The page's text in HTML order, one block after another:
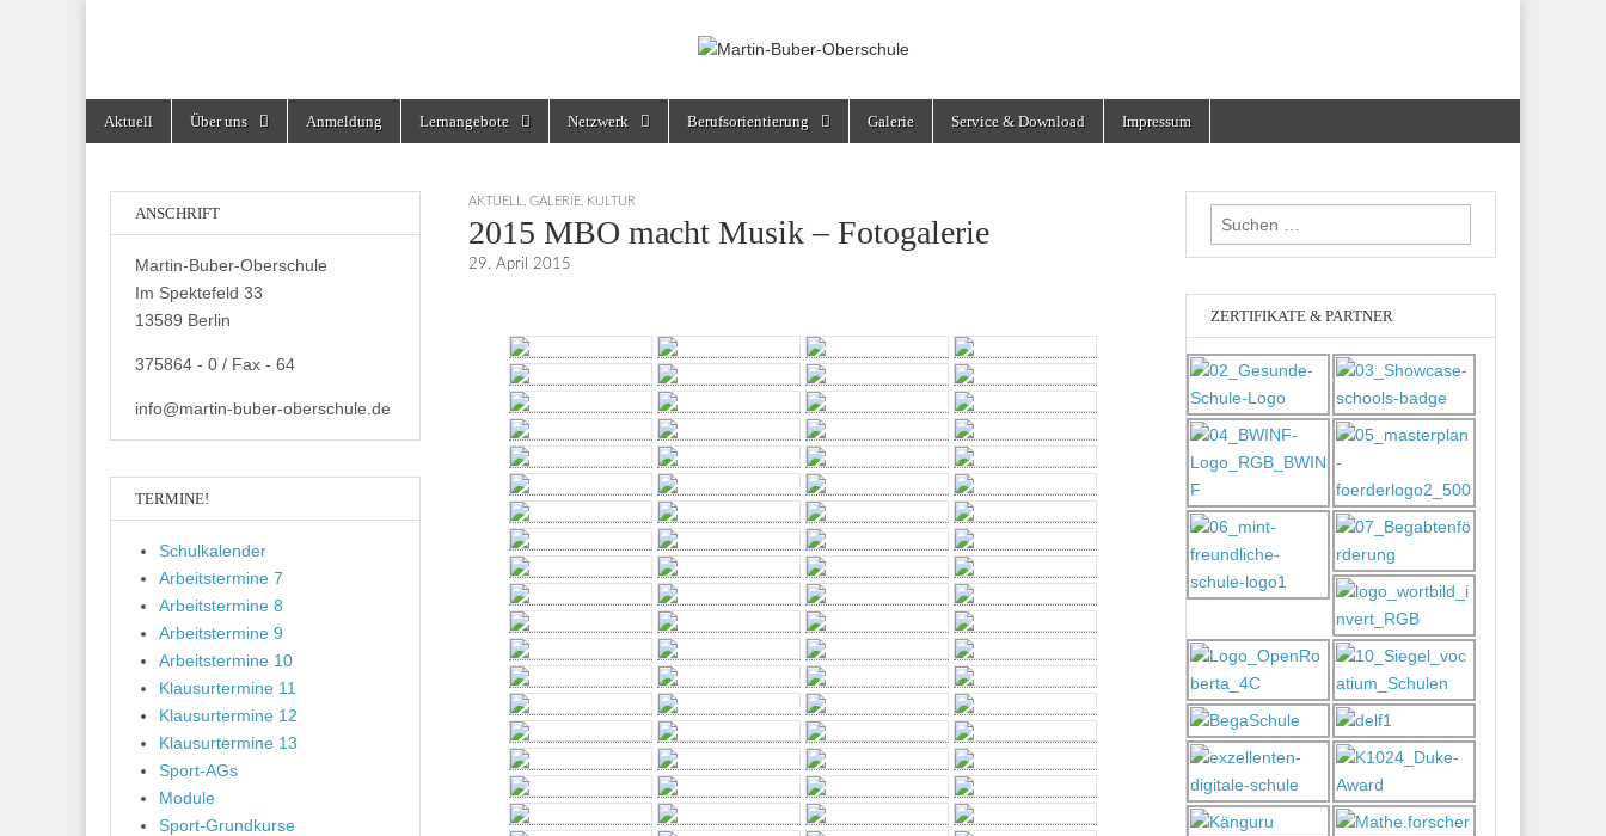
Martin-Buber-Oberschule
Main
menu
Aktuell Über uns Anmeldung Lernangebote Netzwerk Berufsorientierung Galerie Service & Download Impressum
AKTUELL GALERIE KULTUR
2015 MBO macht Musik – Fotogalerie
29. April 2015
ANSCHRIFT
Martin-Buber-Oberschule
Im Spektefeld 33
13589 Berlin
375864 - 0 / Fax - 64
info@martin-buber-oberschule.de
TERMINE!
Schulkalender
Arbeitstermine 7
Arbeitstermine 8
Arbeitstermine 9
Arbeitstermine 10
Klausurtermine 11
Klausurtermine 12
Klausurtermine 13
Sport-AGs
Module
Sport-Grundkurse
Suchen
nach:
ZERTIFIKATE & PARTNER